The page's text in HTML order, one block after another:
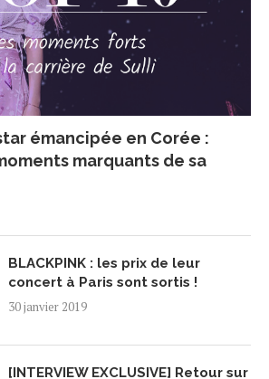
émancipée en Corée :
marquants de sa
BLACKPINK : les prix de leur
concert à Paris sont sortis !
30 janvier 2019
[INTERVIEW EXCLUSIVE] Retour sur